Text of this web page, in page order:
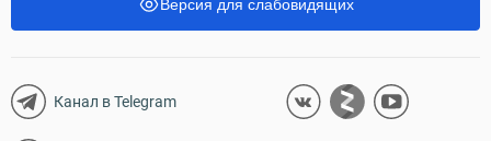
Версия для слабовидящих
Канал в Telegram